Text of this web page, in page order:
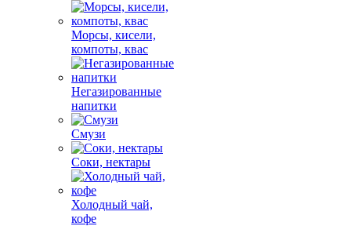
Морсы, кисели,
компоты, квас
Негазированные
напитки
Смузи
Соки, нектары
Холодный чай,
кофе